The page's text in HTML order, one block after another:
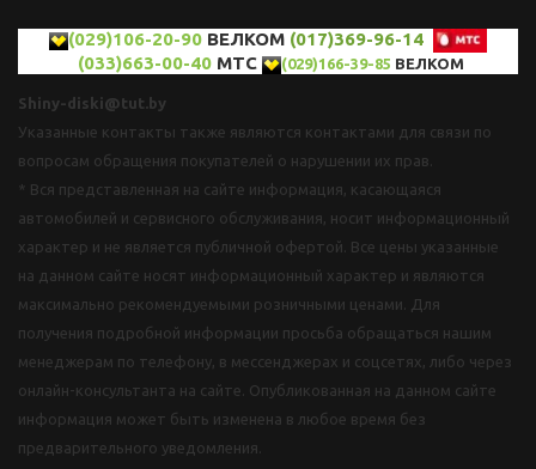
(029)106-20-90 ВЕЛКОМ (017)369-96-14
(033)663-00-40МТС (029)166-39-85 ВЕЛКОМ
Shiny-diski@tut.by
Указанные контакты также являются контактами для связи по
вопросам обращения покупателей о нарушении их прав.
* Вся представленная на сайте информация, касающаяся
автомобилей и сервисного обслуживания, носит информационный
характер и не является публичной офертой. Все цены указанные
на данном сайте носят информационный характер и являются
максимально рекомендуемыми розничными ценами. Для
получения подробной информации просьба обращаться нашим
менеджерам по телефону, в мессенджерах и соцсетях, либо через
онлайн-консультанта на сайте. Опубликованная на данном сайте
информация может быть изменена в любое время без
предварительного уведомления.